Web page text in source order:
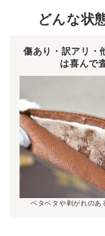
どんな状
傷あり・訳アリ・
は喜んで
ベタベタや剥がれのあ